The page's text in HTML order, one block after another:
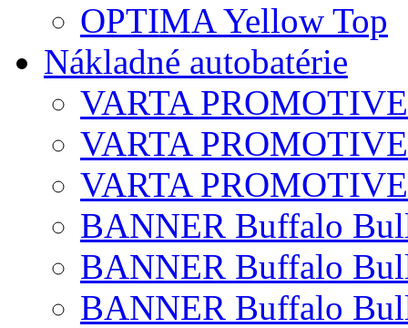
OPTIMA Yellow Top
Nákladné autobatérie
VARTA
VARTA
VARTA
BANNER Buffalo
BANNER Buffalo
BANNER Buffalo